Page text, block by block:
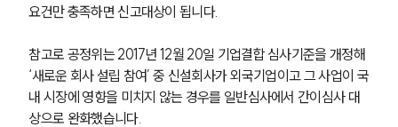
요건만 충족하면 신고대상이 됩니다.
참고로 공정위는 2017년 12월 20일 기업결합 심사기준을 개정해
‘새로운 회사 설립 참여’ 중 신설회사가 외국기업이고 그 사업이 국
내 시장에 영향을 미치지 않는 경우를 일반심사에서 간이심사 대
상으로 완화했습니다.